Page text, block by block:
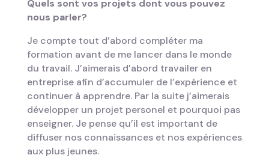
Quels sont vos projets dont vous pouvez
nous parler?
Je compte tout d’abord compléter ma
formation avant de me lancer dans le monde
du travail. J’aimerais d’abord travailer en
entreprise afin d’accumuler de l’expérience et
continuer à apprendre. Par la suite j’aimerais
développer un projet personel et pourquoi pas
enseigner. Je pense qu’il est important de
diffuser nos connaissances et nos expériences
aux plus jeunes.